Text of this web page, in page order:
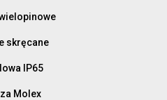
skręcane
IP65
Molex